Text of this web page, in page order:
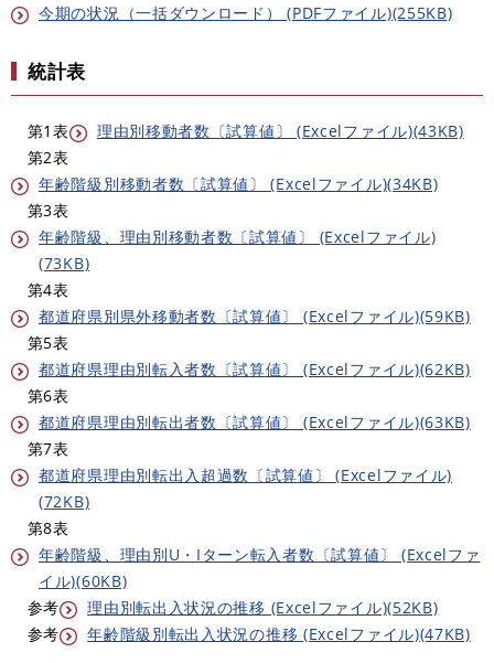
今期の状況（一括ダウンロード） (PDFファイル)(255KB)
統計表
第1表
理由別移動者数〔試算値〕 (Excelファイル)(43KB)
第2表
年齢階級別移動者数〔試算値〕 (Excelファイル)(34KB)
第3表
年齢階級、理由別移動者数〔試算値〕 (Excelファイル)
(73KB)
第4表
都道府県別県外移動者数〔試算値〕 (Excelファイル)(59KB)
第5表
都道府県理由別転入者数〔試算値〕 (Excelファイル)(62KB)
第6表
都道府県理由別転出者数〔試算値〕 (Excelファイル)(63KB)
第7表
都道府県理由別転出入超過数〔試算値〕 (Excelファイル)
(72KB)
第8表
年齢階級、理由別U・Iターン転入者数〔試算値〕 (Excelファ
イル)(60KB)
参考
理由別転出入状況の推移 (Excelファイル)(52KB)
参考
年齢階級別転出入状況の推移 (Excelファイル)(47KB)